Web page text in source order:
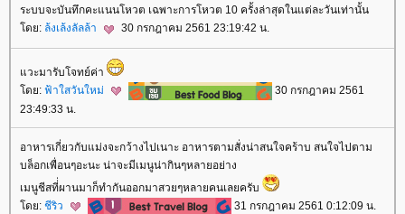
ระบบจะบันทึกคะแนนโหวต เฉพาะการโหวต 10 ครั้งล่าสุดในแต่ละวันเท่านั้น
ดย: ล้งเล้งลัลล้า 30 กรกฎาคม 2561 23:19:42 น.
วะมารับโจทย์ค่า
ดย: ฟ้าใสวันใหม่
30 กรกฎาคม 2561
23:49:33 น.
อาหารเกี่ยวกับแม่งจะกว้างไปเนาะ อาหารตามสั่งน่าสนใจคร้าบ สนใจไปตาม
บล็อกเพื่อนๆอะนะ น่าจะมีเมนูน่ากินๆหลายอย่าง
เมนูชีสที่่ผานมาก็ทำกันออกมาสวยๆหลายคนเลยครับ
ดย: ชีริว 31 กรกฎาคม 2561 0:12:09 น.